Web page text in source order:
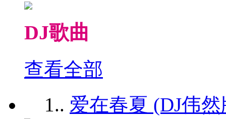
DJ歌曲
查看全部
1.. 爱在春夏 (DJ伟